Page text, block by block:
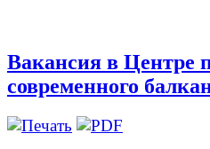
Вакансия в Центре
современного